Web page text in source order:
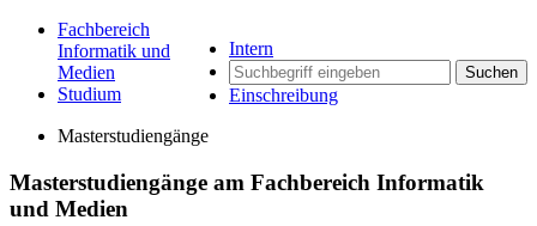
Intern
Suchen
Einschreibung
Fachbereich
Informatik und
Medien
Studium
Masterstudiengänge
Masterstudiengänge am Fachbereich Informatik
und Medien